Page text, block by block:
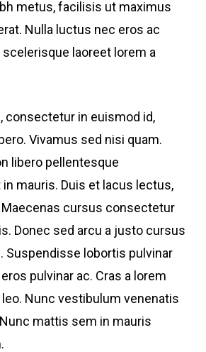
metus, facilisis ut maximus
Nulla luctus nec eros ac
laoreet lorem a
consectetur in euismod id,
Vivamus sed nisi quam.
libero pellentesque
mauris. Duis et lacus lectus,
Maecenas cursus consectetur
Donec sed arcu a justo cursus
Suspendisse lobortis pulvinar
pulvinar ac. Cras a lorem
leo. Nunc vestibulum venenatis
mattis sem in mauris